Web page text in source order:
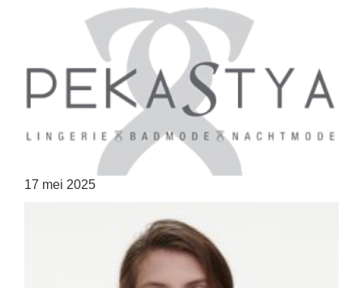
HOME
17 mei 2025